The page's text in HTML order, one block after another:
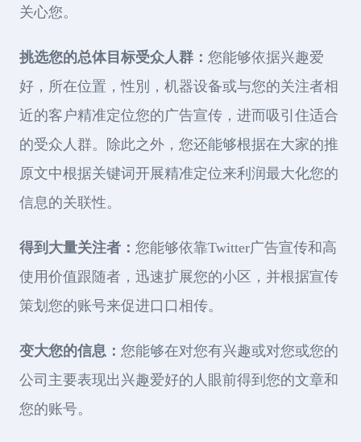
关心您。
挑选您的总体目标受众人群： 您能够依据兴趣爱
好，所在位置，性別，机器设备或与您的关注者相
近的客户精准定位您的广告宣传，进而吸引住适合
的受众人群。除此之外，您还能够根据在大家的推
原文中根据关键词开展精准定位来利润最大化您的
信息的关联性。
得到大量关注者： 您能够依靠Twitter广告宣传和高
使用价值跟随者，迅速扩展您的小区，并根据宣传
策划您的账号来促进口口相传。
变大您的信息： 您能够在对您有兴趣或对您或您的
公司主要表现出兴趣爱好的人眼前得到您的文章和
您的账号。